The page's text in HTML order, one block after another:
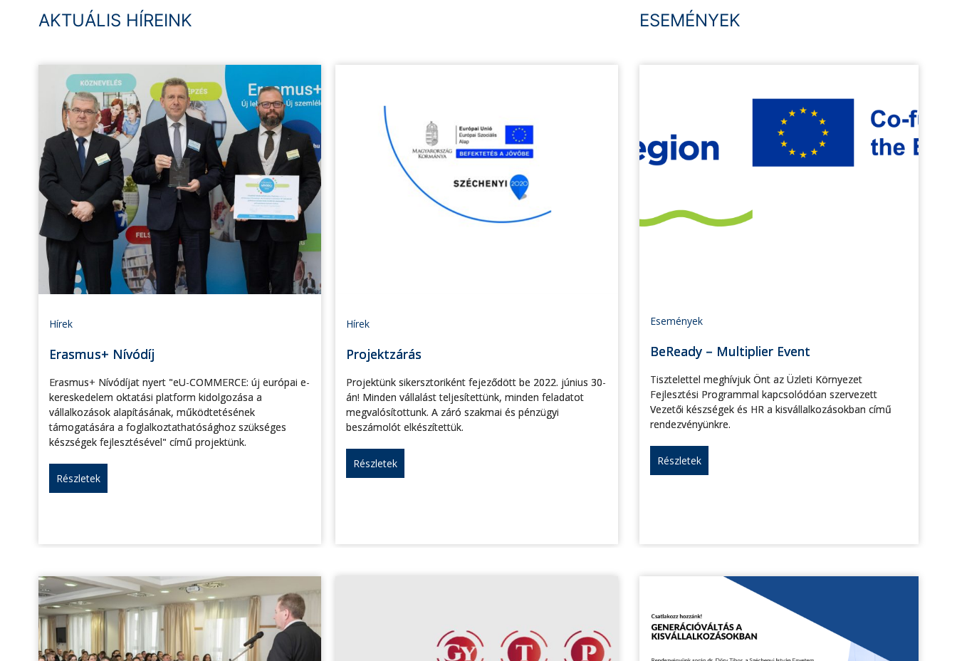
AKTUÁLIS HÍREINK
Hírek
Erasmus+ Nívódíj
Erasmus+ Nívódíjat nyert "eU-COMMERCE: új európai e-
kereskedelem oktatási platform kidolgozása a
vállalkozások alapításának, működtetésének
támogatására a foglalkoztathatósághoz szükséges
készségek fejlesztésével" című projektünk.
Részletek
Hírek
Projektzárás
Projektünk sikersztoriként fejeződött be 2022. június 30-
án! Minden vállalást teljesítettünk, minden feladatot
megvalósítottunk. A záró szakmai és pénzügyi
beszámolót elkészítettük.
Részletek
ESEMÉNYEK
Események
BeReady – Multiplier Event
Tisztelettel meghívjuk Önt az Üzleti Környezet
Fejlesztési Programmal kapcsolódóan szervezett
Vezetői készségek és HR a kisvállalkozásokban című
rendezvényünkre.
Részletek